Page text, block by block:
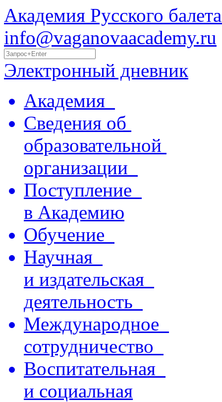
Академия Русского
info@vaganovaacademy.ru
Электронный дневник
Академия
Сведения об
образовательной
организации
Поступление
в Академию
Обучение
Научная
и издательская
деятельность
Международное
сотрудничество
Воспитательная
и социальная